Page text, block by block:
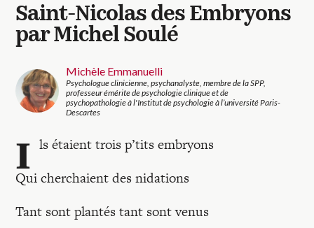
A la une
Adolescence
Dispositif
Enfance
Périnatalité
Psychanalyse
Psychopathologie
Soin
Dossiers
Auteurs
Blocs-notes
Recherches
Saint-Nicolas des Embryons
par Michel Soulé
Michèle Emmanuelli
Psychologue clinicienne, psychanalyste, membre de la SPP,
professeur émérite de psychologie clinique et de
psychopathologie à l'Institut de psychologie à l’université Paris-
Descartes
I ls étaient trois p’tits embryons
Qui cherchaient des nidations
Tant sont plantés tant sont venus